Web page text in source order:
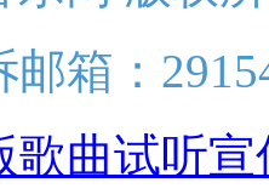
箱：
歌曲试听